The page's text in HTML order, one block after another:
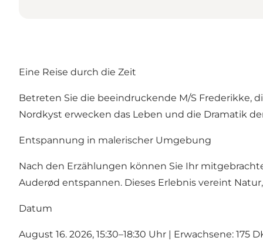
Eine Reise durch die Zeit
Betreten Sie die beeindruckende M/S Frederikke,
Nordkyst erwecken das Leben und die Dramatik
Entspannung in malerischer Umgebung
Nach den Erzählungen können Sie Ihr
Auderød entspannen. Dieses Erlebnis vereint
Datum
August 16. 2026, 15:30–18:30 Uhr | Erwachsene: 175